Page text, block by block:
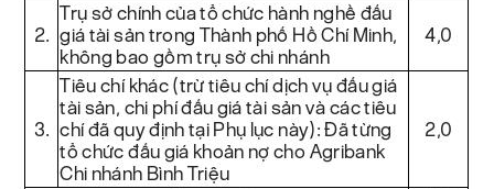
2.
Trụ sở chính của tổ chức hành nghề đấu
giá tài sản trong Thành phố Hồ Chí Minh,
không bao gồm trụ sở chi nhánh
4,0
3.
Tiêu chí khác (trừ tiêu chí dịch vụ đấu giá
tài sản, chi phí đấu giá tài sản và các tiêu
chí đã quy định tại Phụ lục này): Đã từng
tổ chức đấu giá khoản nợ cho Agribank
Chi nhánh Bình Triệu
2,0